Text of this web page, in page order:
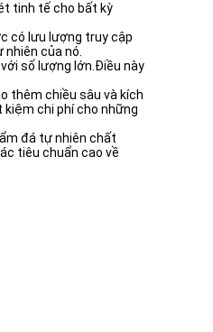
tinh tế cho bất kỳ
có lưu lượng truy cập
của nó.
số lượng lớn.Điều này
thêm chiều sâu và kích
kiệm chi phí cho những
đá tự nhiên chất
tiêu chuẩn cao về